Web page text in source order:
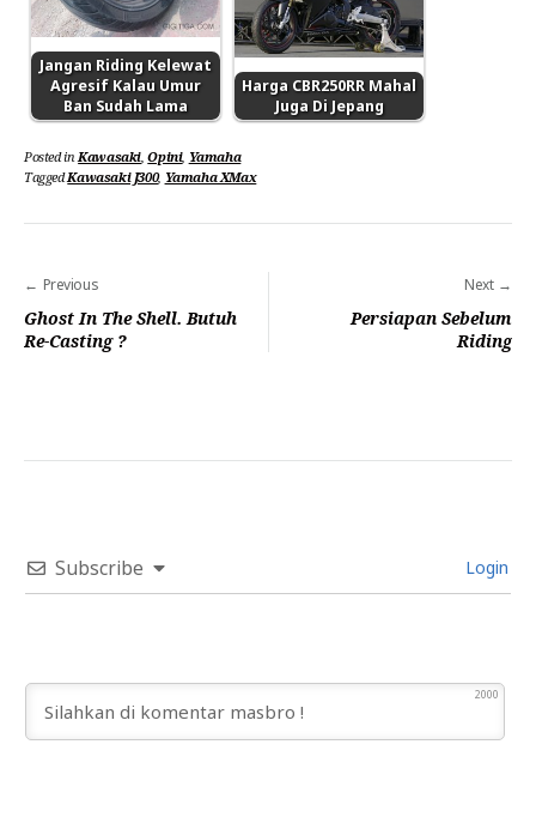
Jangan Riding Kelewat
Agresif Kalau Umur
Ban Sudah Lama
Harga CBR250RR Mahal
Juga Di Jepang
Posted inKawasaki,Opini, Yamaha
TaggedKawasaki J300, Yamaha XMax
Navigasi
pos
Previous
Ghost In The Shell. Butuh
Re-Casting ?
Next
Persiapan Sebelum
Riding
Subscribe Login
2000